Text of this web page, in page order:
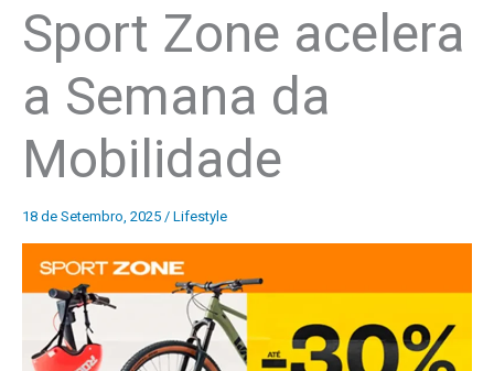
Sport Zone acelera
a Semana da
Mobilidade
18 de Setembro, 2025 / Lifestyle